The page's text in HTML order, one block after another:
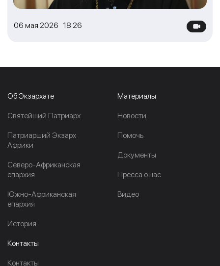
06 мая 2026 18:26
Об Экзархате
Cвятейший Патриарх
Патриарший Экзарх
Африки
Северо-Африканская
епархия
Южно-Африканская
епархия
История
Материалы
Новости
Помочь
Документы
Пресса о нас
Видео
Контакты
Контакты